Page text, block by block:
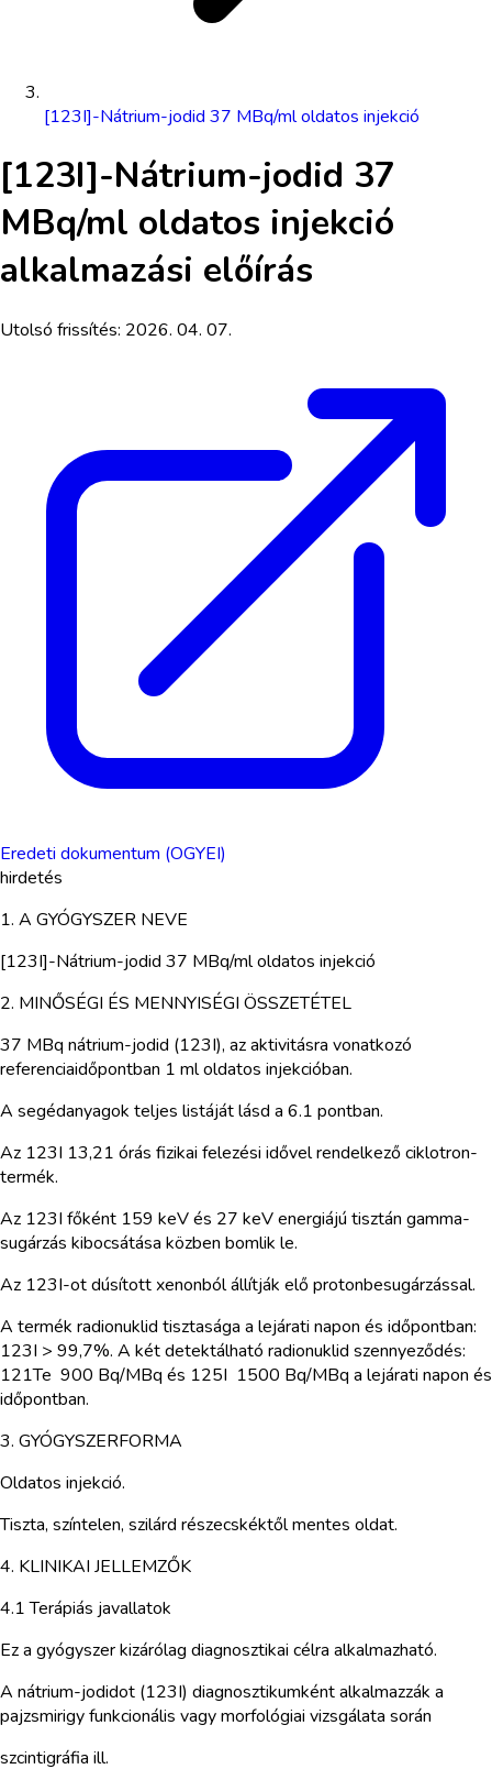
[123I]-Nátrium-jodid 37 MBq/ml oldatos injekció
[123I]-Nátrium-jodid 37
MBq/ml oldatos injekció
alkalmazási előírás
Utolsó frissítés: 2026. 04. 07.
Eredeti dokumentum (OGYEI)
hirdetés
1. A GYÓGYSZER NEVE
[123I]-Nátrium-jodid 37 MBq/ml oldatos injekció
2. MINŐSÉGI ÉS MENNYISÉGI ÖSSZETÉTEL
37 MBq nátrium-jodid (123I), az aktivitásra vonatkozó
referenciaidőpontban 1 ml oldatos injekcióban.
A segédanyagok teljes listáját lásd a 6.1 pontban.
Az 123I 13,21 órás fizikai felezési idővel rendelkező ciklotron-
termék.
Az 123I főként 159 keV és 27 keV energiájú tisztán gamma-
sugárzás kibocsátása közben bomlik le.
Az 123I-ot dúsított xenonból állítják elő protonbesugárzással.
A termék radionuklid tisztasága a lejárati napon és időpontban:
123I > 99,7%. A két detektálható radionuklid szennyeződés:
121Te 900 Bq/MBq és 125I 1500 Bq/MBq a lejárati napon és
időpontban.
3. GYÓGYSZERFORMA
Oldatos injekció.
Tiszta, színtelen, szilárd részecskéktől mentes oldat.
4. KLINIKAI JELLEMZŐK
4.1 Terápiás javallatok
Ez a gyógyszer kizárólag diagnosztikai célra alkalmazható.
A nátrium-jodidot (123I) diagnosztikumként alkalmazzák a
pajzsmirigy funkcionális vagy morfológiai vizsgálata során
szcintigráfia ill.